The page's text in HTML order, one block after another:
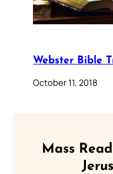
Webster Bible
October 11, 2018
Mass